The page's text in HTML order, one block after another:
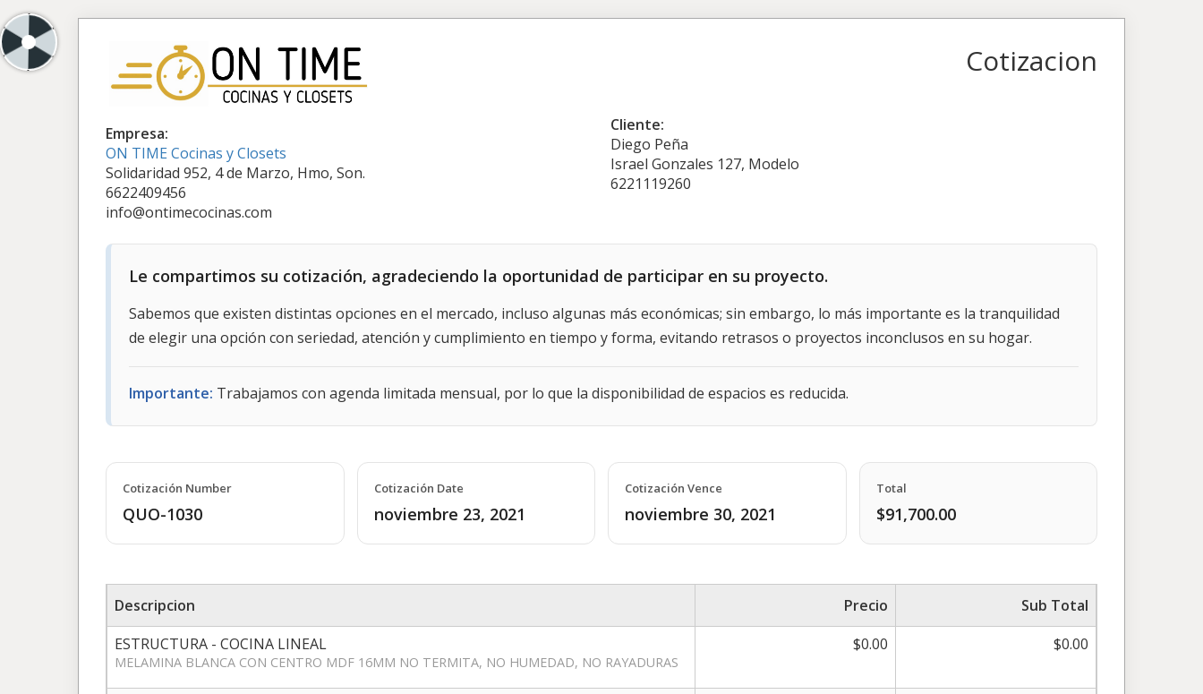
Cotizacion
Empresa:
ON TIME Cocinas y Closets
Solidaridad 952, 4 de Marzo, Hmo, Son.
6622409456
info@ontimecocinas.com
Cliente:
Diego Peña
Israel Gonzales 127, Modelo
6221119260
Le compartimos su cotización, agradeciendo la oportunidad de participar en su proyecto.
Sabemos que existen distintas opciones en el mercado, incluso algunas más económicas; sin embargo, lo más importante es la tranquilidad
de elegir una opción con seriedad, atención y cumplimiento en tiempo y forma, evitando retrasos o proyectos inconclusos en su hogar.
Importante: Trabajamos con agenda limitada mensual, por lo que la disponibilidad de espacios es reducida.
Cotización Number
QUO-1030
Cotización Date
noviembre 23, 2021
Cotización Vence
noviembre 30, 2021
Total
$91,700.00
Descripcion Precio
Sub Total
ESTRUCTURA - COCINA LINEAL
MELAMINA BLANCA CON CENTRO MDF 16MM NO TERMITA, NO HUMEDAD, NO RAYADURAS
$0.00 $0.00